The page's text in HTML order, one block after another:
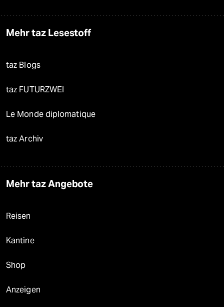
Mehr taz Lesestoff
taz Blogs
taz FUTURZWEI
Le Monde diplomatique
taz Archiv
Mehr taz Angebote
Reisen
Kantine
Shop
Anzeigen